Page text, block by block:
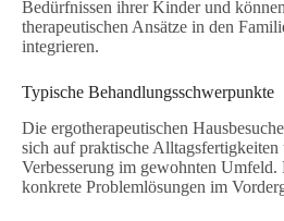
Bedürfnissen ihrer Kinder und
therapeutischen Ansätze in den
integrieren.
Typische Behandlungsschwerpunkte
Die ergotherapeutischen
sich auf praktische Alltagsfertigkeiten
Verbesserung im gewohnten Umfeld.
konkrete Problemlösungen im